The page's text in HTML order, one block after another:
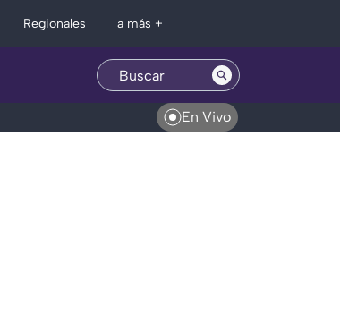
Regionales a más +
En Vivo